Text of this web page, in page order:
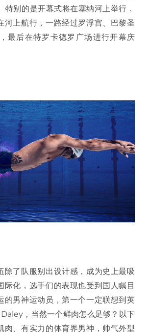
特别的是开幕式将在塞纳河上举行，
河上航行，一路经过罗浮宫、巴黎圣
最后在特罗卡德罗广场进行开幕庆
除了队服别出设计感，成为史上最吸
际化，选手们的表现也受到国人瞩目
的男神运动员，第一个一定联想到英
，当然一个鲜肉怎么足够？以下
肉、有实力的体育界男神，帅气外型